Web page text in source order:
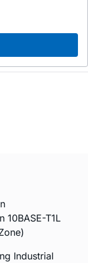
10BASE-T1L
Industrial